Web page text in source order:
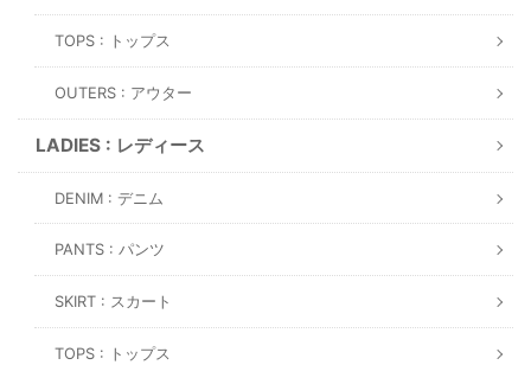
TOPS : トップス
OUTERS : アウター
LADIES : レディース
DENIM : デニム
PANTS : パンツ
SKIRT : スカート
TOPS : トップス